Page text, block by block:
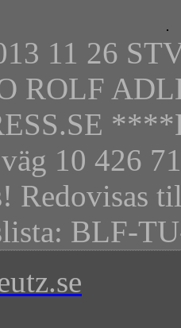
11 26
ROLF
10 426
Redovisas
BLF-